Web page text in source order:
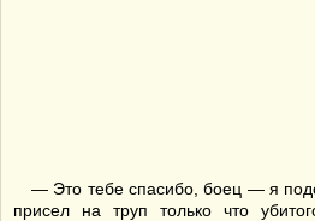
— Это тебе спасибо, боец — я
присел на труп только что